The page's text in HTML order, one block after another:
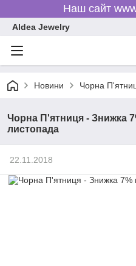
Наш сайт
Aldea Jewelry
Новини Чорна
Чорна П'ятниця - Знижка
листопада
22.11.2018